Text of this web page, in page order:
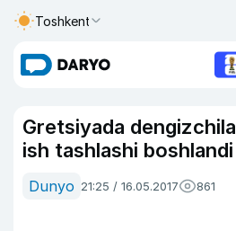
Toshkent
Gretsiyada
ish tashlashi boshlandi
Dunyo 21:25 / 16.05.2017 861